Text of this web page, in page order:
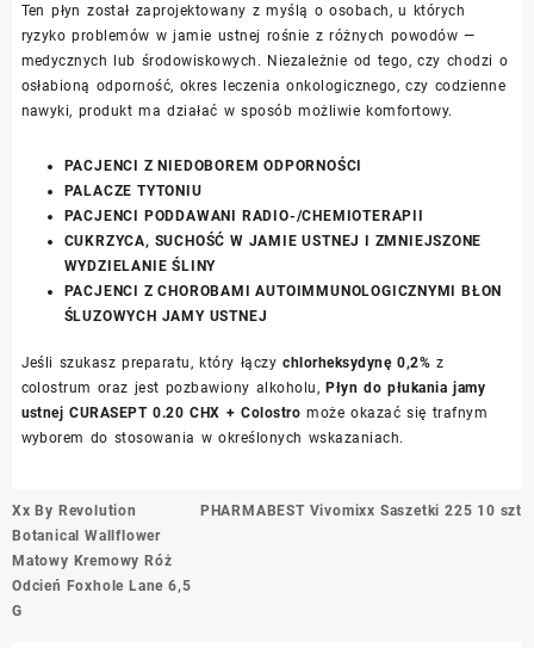
Ten płyn został zaprojektowany z myślą o osobach, u których
ryzyko problemów w jamie ustnej rośnie z różnych powodów —
medycznych lub środowiskowych. Niezależnie od tego, czy chodzi o
osłabioną odporność, okres leczenia onkologicznego, czy codzienne
nawyki, produkt ma działać w sposób możliwie komfortowy.
PACJENCI Z NIEDOBOREM ODPORNOŚCI
PALACZE TYTONIU
PACJENCI PODDAWANI RADIO-/CHEMIOTERAPII
CUKRZYCA, SUCHOŚĆ W JAMIE USTNEJ I ZMNIEJSZONE
WYDZIELANIE ŚLINY
PACJENCI Z CHOROBAMI AUTOIMMUNOLOGICZNYMI BŁON
ŚLUZOWYCH JAMY USTNEJ
Jeśli szukasz preparatu, który łączychlorheksydynę 0,2% z
colostrum oraz jest pozbawiony alkoholu,Płyn do płukania jamy
ustnej CURASEPT 0.20 CHX + Colostro może okazać się trafnym
wyborem do stosowania w określonych wskazaniach.
Nawigacja
wpisu
Xx By Revolution
Botanical Wallflower
Matowy Kremowy Róż
Odcień Foxhole Lane 6,5
G
PHARMABEST Vivomixx Saszetki 225 10 szt